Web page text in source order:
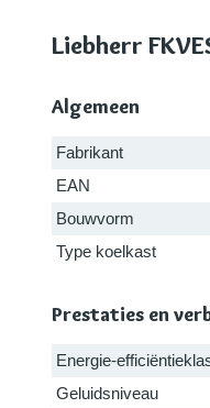
Liebherr
Algemeen
Fabrikant
EAN
Bouwvorm
Type koelkast
Prestaties en
Energie-
Geluidsniveau